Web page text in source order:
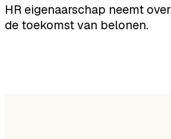
HR eigenaarschap neemt over
de toekomst van belonen.